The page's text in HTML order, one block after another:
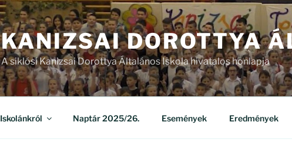
KANIZSAI DOROTTYA
A siklósi Kanizsai Dorottya Általános Iskola hivatalos honlapja
Iskolánkról Naptár 2025/26. Események Eredmények